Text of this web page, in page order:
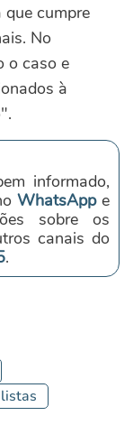
cumpre
No
o caso e
à
informado,
WhatsAppe
sobre os
canais do
.